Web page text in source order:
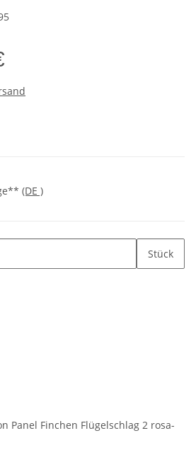
(DE )
Stück
Panel Finchen Flügelschlag 2 rosa-